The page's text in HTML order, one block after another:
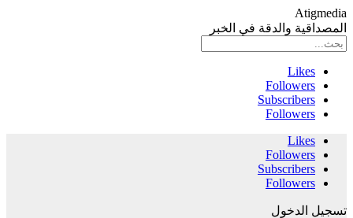
Atigmedia
المصداقية والدقة في الخبر
Likes
Followers
Subscribers
Followers
Likes
Followers
Subscribers
Followers
تسجيل الدخول